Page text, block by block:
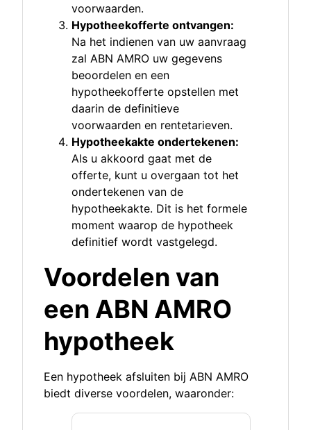
voorwaarden.
Hypotheekofferte ontvangen:
Na het indienen van uw aanvraag
zal ABN AMRO uw gegevens
beoordelen en een
hypotheekofferte opstellen met
daarin de definitieve
voorwaarden en rentetarieven.
Hypotheekakte ondertekenen:
Als u akkoord gaat met de
offerte, kunt u overgaan tot het
ondertekenen van de
hypotheekakte. Dit is het formele
moment waarop de hypotheek
definitief wordt vastgelegd.
Voordelen van
een ABN AMRO
hypotheek
Een hypotheek afsluiten bij ABN AMRO
biedt diverse voordelen, waaronder: